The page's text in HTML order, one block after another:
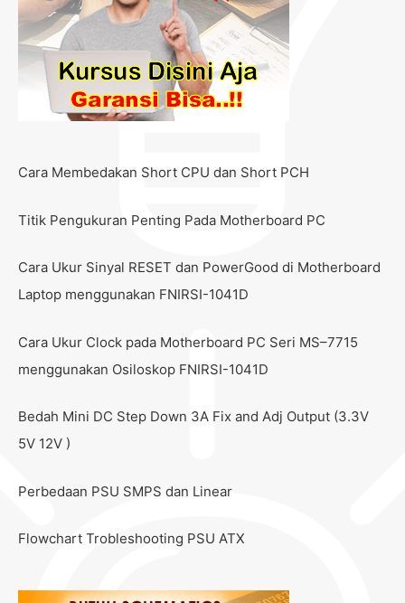
Cara Membedakan Short CPU dan Short PCH
Titik Pengukuran Penting Pada Motherboard PC
Cara Ukur Sinyal RESET dan PowerGood di Motherboard
Laptop menggunakan FNIRSI-1041D
Cara Ukur Clock pada Motherboard PC Seri MS–7715
menggunakan Osiloskop FNIRSI-1041D
Bedah Mini DC Step Down 3A Fix and Adj Output (3.3V
5V 12V )
Perbedaan PSU SMPS dan Linear
Flowchart Trobleshooting PSU ATX